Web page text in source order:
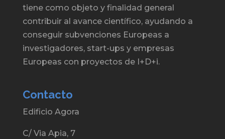
tiene como objeto y finalidad general
contribuir al avance científico, ayudando a
conseguir subvenciones Europeas a
investigadores, start-ups y empresas
Europeas con proyectos de I+D+i.
Contacto
Edificio Agora
C/ Via Apia, 7